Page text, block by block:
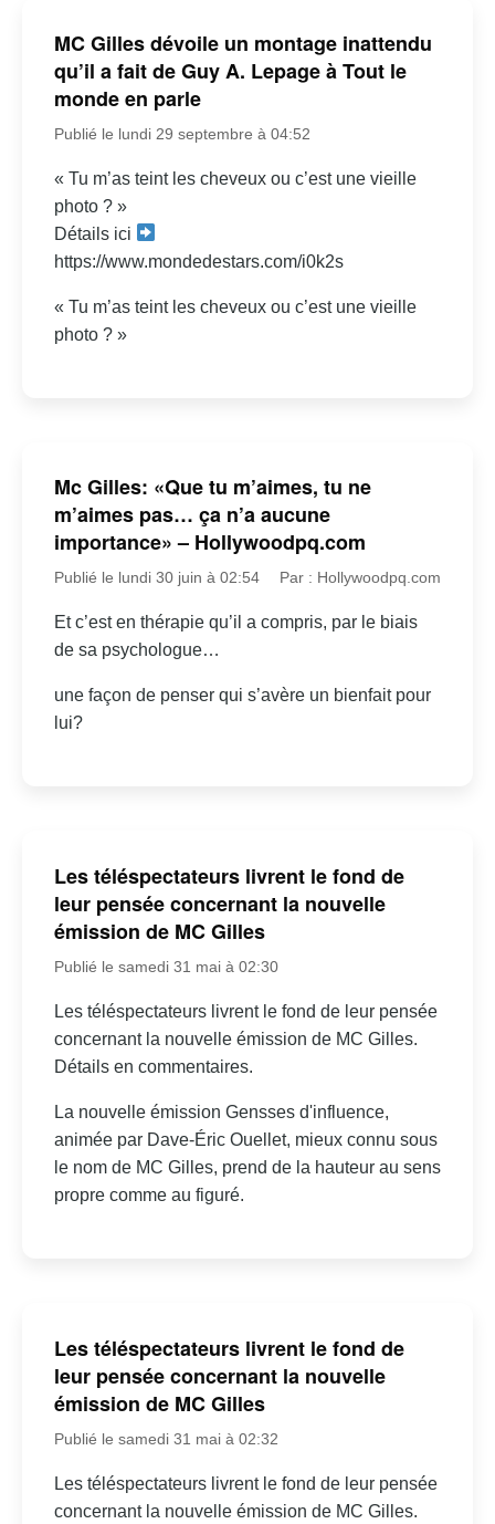
MC Gilles dévoile un montage inattendu
qu’il a fait de Guy A. Lepage à Tout le
monde en parle
Publié le lundi 29 septembre à 04:52
« Tu m’as teint les cheveux ou c’est une vieille
photo ? »
Détails ici
https://www.mondedestars.com/i0k2s
« Tu m’as teint les cheveux ou c’est une vieille
photo ? »
Mc Gilles: «Que tu m’aimes, tu ne
m’aimes pas… ça n’a aucune
importance» – Hollywoodpq.com
Publié le lundi 30 juin à 02:54 Par : Hollywoodpq.com
Et c’est en thérapie qu’il a compris, par le biais
de sa psychologue…
une façon de penser qui s’avère un bienfait pour
lui?
Les téléspectateurs livrent le fond de
leur pensée concernant la nouvelle
émission de MC Gilles
Publié le samedi 31 mai à 02:30
Les téléspectateurs livrent le fond de leur pensée
concernant la nouvelle émission de MC Gilles.
Détails en commentaires.
La nouvelle émission Gensses d'influence,
animée par Dave-Éric Ouellet, mieux connu sous
le nom de MC Gilles, prend de la hauteur au sens
propre comme au figuré.
Les téléspectateurs livrent le fond de
leur pensée concernant la nouvelle
émission de MC Gilles
Publié le samedi 31 mai à 02:32
Les téléspectateurs livrent le fond de leur pensée
concernant la nouvelle émission de MC Gilles.